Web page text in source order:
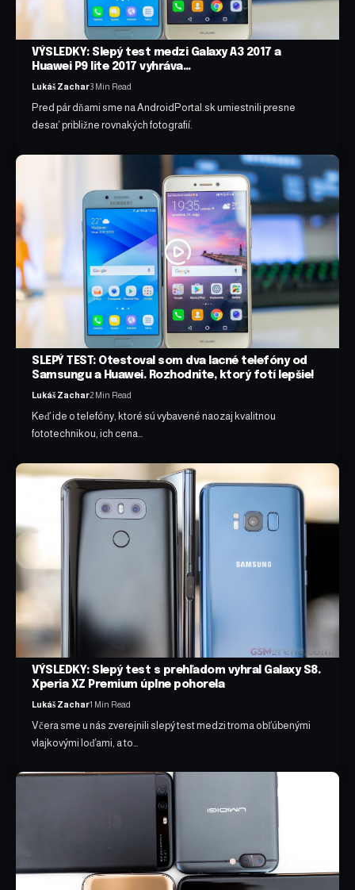
VÝSLEDKY: Slepý test medzi Galaxy A3 2017 a
Huawei P9 lite 2017 vyhráva…
Lukáš Zachar3 Min Read
Pred pár dňami sme na AndroidPortal.sk umiestnili presne
desať približne rovnakých fotografií.
SLEPÝ TEST: Otestoval som dva lacné telefóny od
Samsungu a Huawei. Rozhodnite, ktorý fotí lepšie!
Lukáš Zachar2 Min Read
Keď ide o telefóny, ktoré sú vybavené naozaj kvalitnou
fototechnikou, ich cena…
VÝSLEDKY: Slepý test s prehľadom vyhral Galaxy S8.
Xperia XZ Premium úplne pohorela
Lukáš Zachar1 Min Read
Včera sme u nás zverejnili slepý test medzi troma obľúbenými
vlajkovými loďami, a to…